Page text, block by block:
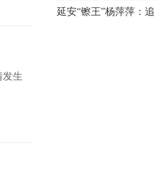
生
延安“镲王”杨萍萍：追